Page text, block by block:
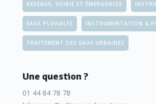
RÉSEAUX, VOIRIE ET ÉMERGENCES
EAUX PLUVIALES INSTRUMENTATION &
TRAITEMENT DES EAUX URBAINES
Une question ?
01 44 84 78 78